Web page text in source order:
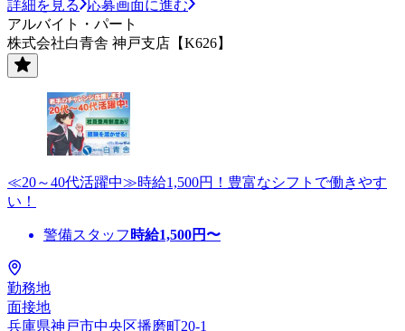
詳細を見る
応募画面に進む
アルバイト・パート
株式会社白青舎 神戸支店【K626】
≪20～40代活躍中≫時給1,500円！豊富なシフトで働きやす
い！
警備スタッフ 時給1,500円〜
勤務地
面接地
兵庫県神戸市中央区播磨町20-1